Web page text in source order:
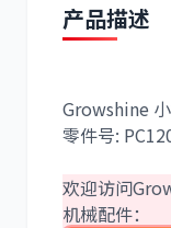
斗山
产品描述
Growshine
零件号:
欢迎访问
机械配件：